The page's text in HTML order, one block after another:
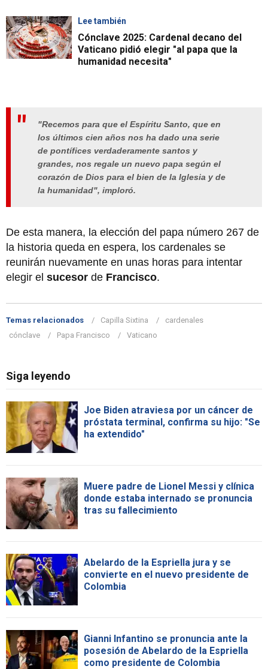
Lee también
Cónclave 2025: Cardenal decano del
Vaticano pidió elegir "al papa que la
humanidad necesita"
"Recemos para que el Espíritu Santo, que en
los últimos cien años nos ha dado una serie
de pontífices verdaderamente santos y
grandes, nos regale un nuevo papa según el
corazón de Dios para el bien de la Iglesia y de
la humanidad", imploró.
De esta manera, la elección del papa número 267 de
la historia queda en espera, los cardenales se
reunirán nuevamente en unas horas para intentar
elegir el sucesor de Francisco.
Temas relacionados Capilla Sixtina
cardenales
cónclave
Papa Francisco Vaticano
Siga leyendo
Joe Biden atraviesa por un cáncer de
próstata terminal, confirma su hijo: "Se
ha extendido"
Muere padre de Lionel Messi y clínica
donde estaba internado se pronuncia
tras su fallecimiento
Abelardo de la Espriella jura y se
convierte en el nuevo presidente de
Colombia
Gianni Infantino se pronuncia ante la
posesión de Abelardo de la Espriella
como presidente de Colombia